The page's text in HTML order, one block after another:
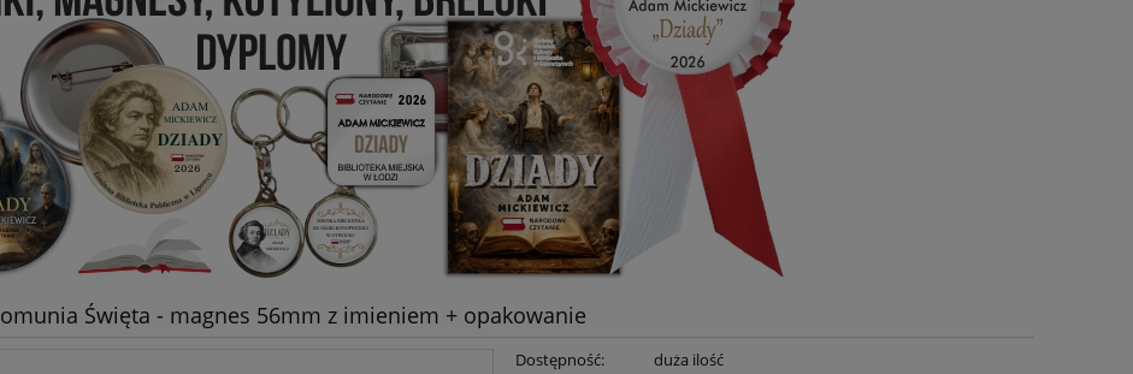
Święta - magnes 56mm z imieniem + opakowanie
Dostępność:
duża ilość